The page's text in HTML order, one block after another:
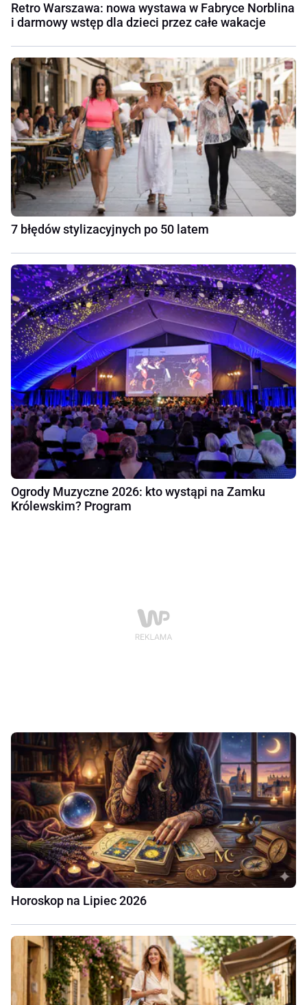
Retro Warszawa: nowa wystawa w Fabryce Norblina
i darmowy wstęp dla dzieci przez całe wakacje
7 błędów stylizacyjnych po 50 latem
Ogrody Muzyczne 2026: kto wystąpi na Zamku
Królewskim? Program
Horoskop na Lipiec 2026